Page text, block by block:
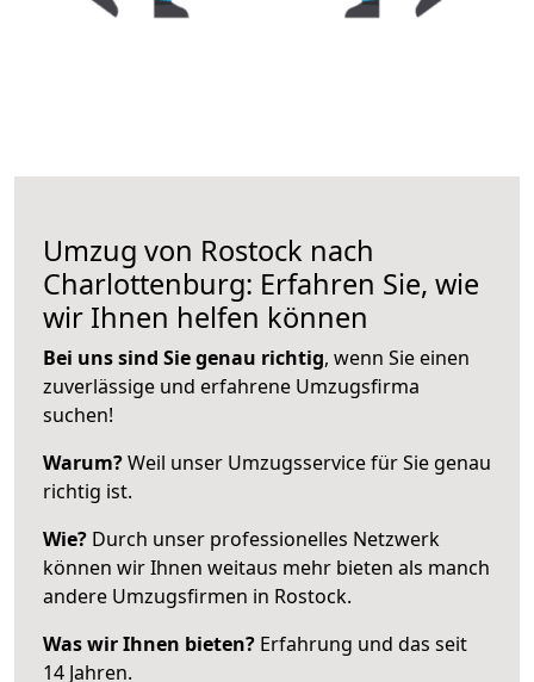
Umzug von Rostock nach
Charlottenburg: Erfahren Sie, wie
wir Ihnen helfen können
Bei uns sind Sie genau richtig, wenn Sie einen
zuverlässige und erfahrene Umzugsfirma
suchen!
Warum?Weil unser Umzugsservice für Sie genau
richtig ist.
Wie? Durch unser professionelles Netzwerk
können wir Ihnen weitaus mehr bieten als manch
andere Umzugsfirmen in Rostock.
Was wir Ihnen bieten? Erfahrung und das seit
14 Jahren.